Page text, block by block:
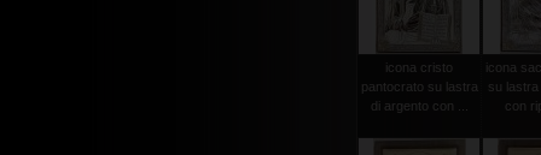
icona cristo
pantocrato su lastra
di argento con ...
icona
su
con